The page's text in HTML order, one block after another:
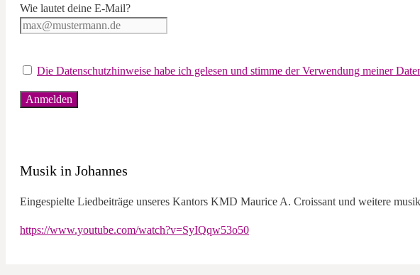
Wie lautet deine E-Mail?
Die Datenschutzhinweise habe ich gelesen und stimme der Verwendung meiner
Musik in Johannes
Eingespielte Liedbeiträge unseres Kantors KMD Maurice A. Croissant und weitere
https://www.youtube.com/watch?v=SyIQqw53o50